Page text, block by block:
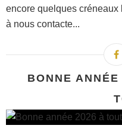
encore quelques
à nous contacte...
BONNE